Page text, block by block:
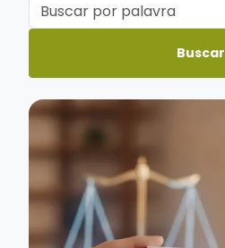
Buscar